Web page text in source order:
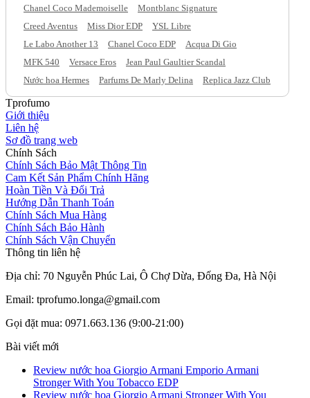
Chanel Coco Mademoiselle
Montblanc Signature
Creed Aventus
Miss Dior EDP
YSL Libre
Le Labo Another 13
Chanel Coco EDP
Acqua Di Gio
MFK 540
Versace Eros
Jean Paul Gaultier Scandal
Nước hoa Hermes
Parfums De Marly Delina Replica Jazz Club
Tprofumo
Giới thiệu
Liên hệ
Sơ đồ trang web
Chính Sách
Chính Sách Bảo Mật Thông Tin
Cam Kết Sản Phẩm Chính Hãng
Hoàn Tiền Và Đổi Trả
Hướng Dẫn Thanh Toán
Chính Sách Mua Hàng
Chính Sách Bảo Hành
Chính Sách Vận Chuyển
Thông tin liên hệ
Địa chỉ: 70 Nguyễn Phúc Lai, Ô Chợ Dừa, Đống Đa, Hà Nội
Email: tprofumo.longa@gmail.com
Gọi đặt mua: 0971.663.136 (9:00-21:00)
Bài viết mới
Review nước hoa Giorgio Armani Emporio Armani
Stronger With You Tobacco EDP
Review nước hoa Giorgio Armani Stronger With You